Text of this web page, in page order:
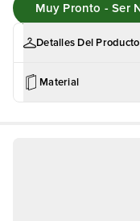
Detalles Del Producto
Material